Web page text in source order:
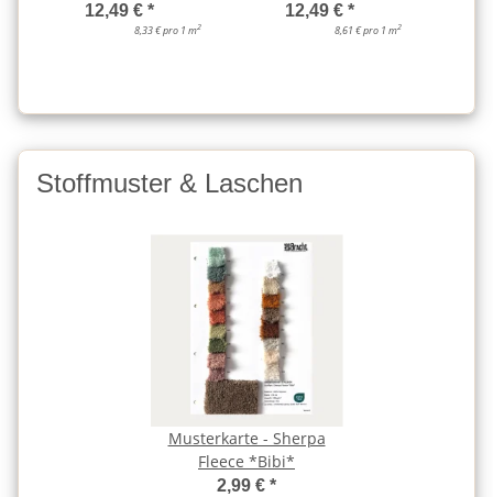
12,49 € *
8,33 € pro 1 m2
12,49 € *
8,61 € pro 1 m2
Stoffmuster & Laschen
Musterkarte - Sherpa
Fleece *Bibi*
2,99 € *